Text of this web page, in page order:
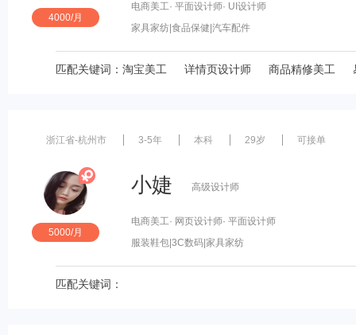
4000/月
电商美工· 平面设计师· UI设计师
家具家纺 |食品保健 |汽车配件
匹配关键词： 淘宝美工 详情页设计师 商品精修美工
浙江省-杭州市 3-5年 本科 29岁 可接单
5000/月
小婕 高级设计师
电商美工· 网页设计师· 平面设计师
服装鞋包 |3C数码 |家具家纺
匹配关键词：